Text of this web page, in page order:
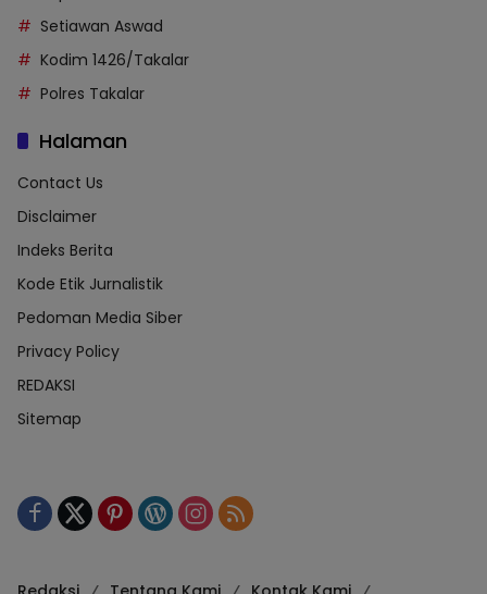
Setiawan Aswad
Kodim 1426/Takalar
Polres Takalar
Halaman
Contact Us
Disclaimer
Indeks Berita
Kode Etik Jurnalistik
Pedoman Media Siber
Privacy Policy
REDAKSI
Sitemap